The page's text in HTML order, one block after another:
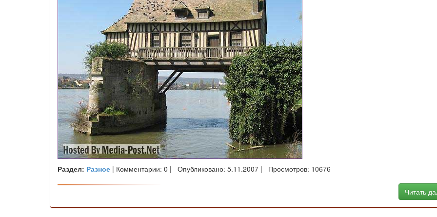
Раздел: Разное | Комментарии: 0 | Опубликовано: 5.11.2007 | Просмотров: 10676
Читать